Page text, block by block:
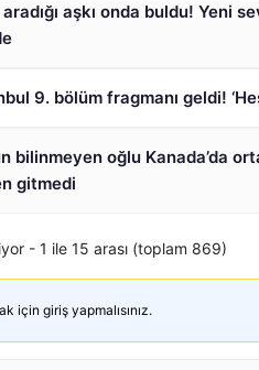
aşkı onda buldu! Yeni
9. bölüm fragmanı geldi!
bilinmeyen oğlu Kanada’da
gitmedi
- 1 ile 15 arası (toplam 869)
için giriş yapmalısınız.